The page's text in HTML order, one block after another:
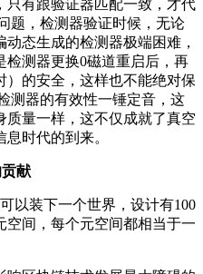
只有跟验证器匹配一致，才代
题，检测器验证时候，无论
态生成的检测器极端困难，
检测器更换0磁道重启后，再
的安全，这样也不能绝对保
测器的有效性一锤定音，这
质量一样，这不仅成就了真空
息时代的到来。
献
以装下一个世界，设计有100
空间，每个元空间都相当于一